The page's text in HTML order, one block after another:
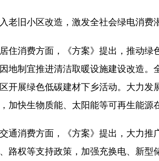
老旧小区改造，激发全社会绿电消费
消费方面，《方案》提出，推动绿
地制宜推进清洁取暖设施建设改造
开展绿色低碳建材下乡活动。大力
加快生物质能、太阳能等可再生能源
消费方面，《方案》提出，大力推
路权等支持政策，加强充换电、新